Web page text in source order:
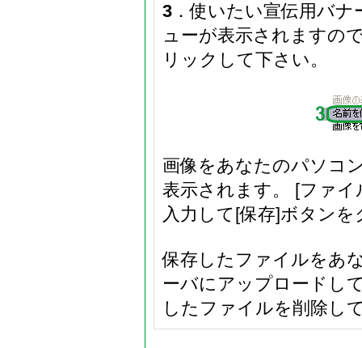
3 ．使いたい宣伝用バ
ューが表示されますの
リックして下さい。
画像をあなたのパソコ
表示されます。 [ファ
入力して[保存]ボタン
保存したファイルをあ
ーバにアップロードし
したファイルを削除し